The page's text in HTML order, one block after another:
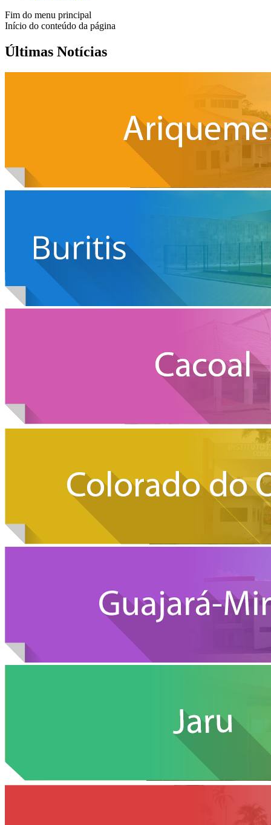
Fim do menu principal
Início do conteúdo da página
Últimas Notícias